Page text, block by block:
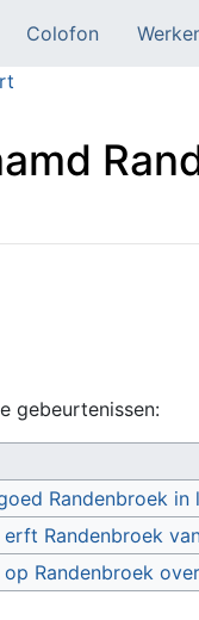
Colofon
gebeurtenissen:
Randenbroek in
Randenbroek
Randenbroek